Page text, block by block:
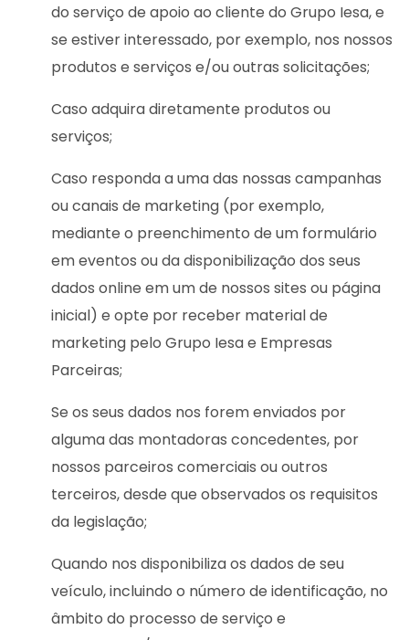
do serviço de apoio ao cliente do Grupo Iesa, e
se estiver interessado, por exemplo, nos nossos
produtos e serviços e/ou outras solicitações;
Caso adquira diretamente produtos ou
serviços;
Caso responda a uma das nossas campanhas
ou canais de marketing (por exemplo,
mediante o preenchimento de um formulário
em eventos ou da disponibilização dos seus
dados online em um de nossos sites ou página
inicial) e opte por receber material de
marketing pelo Grupo Iesa e Empresas
Parceiras;
Se os seus dados nos forem enviados por
alguma das montadoras concedentes, por
nossos parceiros comerciais ou outros
terceiros, desde que observados os requisitos
da legislação;
Quando nos disponibiliza os dados de seu
veículo, incluindo o número de identificação, no
âmbito do processo de serviço e